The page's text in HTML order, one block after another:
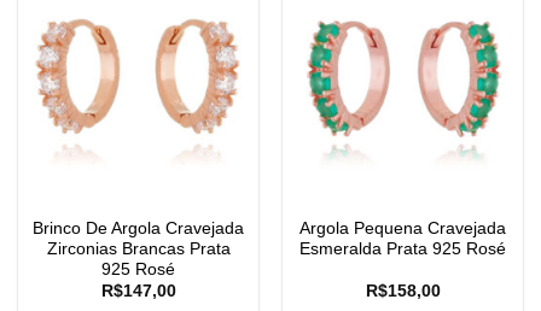
Brinco De Argola Cravejada
Zirconias Brancas Prata
925 Rosé
R$147,00
Argola Pequena Cravejada
Esmeralda Prata 925 Rosé
R$158,00